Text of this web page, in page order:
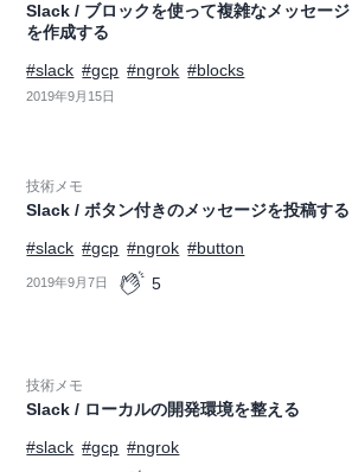
Slack / ブロックを使って複雑なメッセージ
を作成する
#slack #gcp #ngrok #blocks
2019年9月15日
技術メモ
Slack / ボタン付きのメッセージを投稿する
#slack #gcp #ngrok #button
2019年9月7日 5
技術メモ
Slack / ローカルの開発環境を整える
#slack #gcp #ngrok